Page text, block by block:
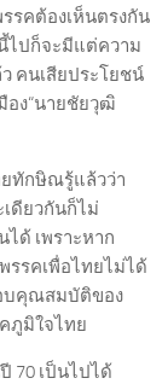
รคต้องเห็นตรงกัน
ไปก็จะมีแต่ความ
คนเสียประโยชน์
อง“นายชัยวุฒิ
ทักษิณรู้แล้วว่า
ดียวกันก็ไม่
ด้ เพราะหาก
รรคเพื่อไทยไม่ได้
บคุณสมบัติของ
ภูมิใจไทย
70 เป็นไปได้